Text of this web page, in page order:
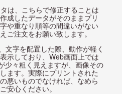
は、こちらで修正することは
成したデータがそのままプリ
や重なり順等の間違いがない
ご注文をお願い致します。
文字を配置した際、動作が軽く
示しており、Web画面上では
少々粗く見えますが、画像その
ます。実際にプリントされた
悪いものでなければ、なめら
安心ください。